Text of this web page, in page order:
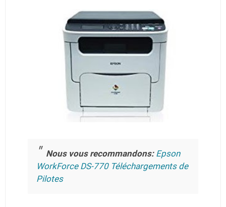
Nous vous recommandons: Epson
WorkForce DS-770 Téléchargements de
Pilotes